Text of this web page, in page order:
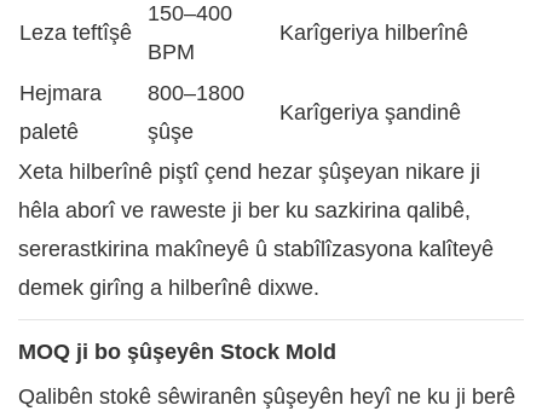
Leza teftîşê
150–400
BPM
Karîgeriya hilberînê
Hejmara
paletê
800–1800
şûşe
Karîgeriya şandinê
Xeta hilberînê piştî çend hezar şûşeyan nikare ji
hêla aborî ve raweste ji ber ku sazkirina qalibê,
sererastkirina makîneyê û stabîlîzasyona kalîteyê
demek girîng a hilberînê dixwe.
MOQ ji bo şûşeyên Stock Mold
Qalibên stokê sêwiranên şûşeyên heyî ne ku ji berê